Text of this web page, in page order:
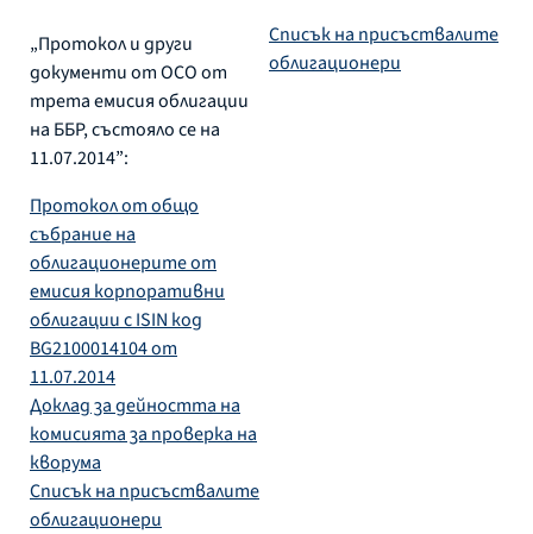
„Протокол и други
документи от ОСО от
трета емисия облигации
на ББР, състояло се на
11.07.2014”:
Протокол от общо
събрание на
облигационерите от
емисия корпоративни
облигации с ISIN код
BG2100014104 от
11.07.2014
Доклад за дейността на
комисията за проверка на
кворума
Списък на присъствалите
облигационери
Списък на присъствалите
облигационери